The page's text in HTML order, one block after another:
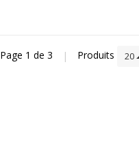
Page 1 de 3 | Produits 20